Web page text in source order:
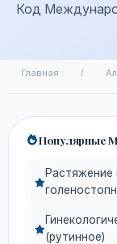
Код
Главная /
Популярные
Растяжение
(рутинное)